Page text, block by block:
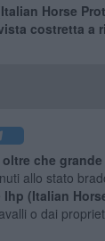
Horse
costretta a
che
allo stato
Ihp (Italian
o dai